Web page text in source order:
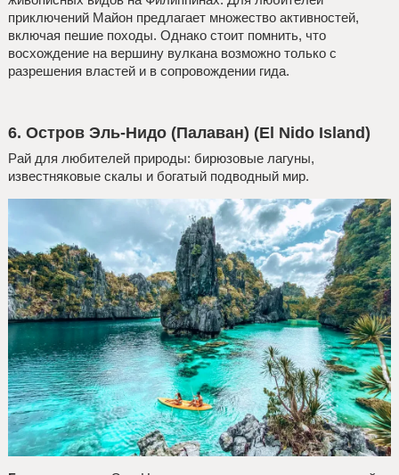
приключений Майон предлагает множество активностей,
включая пешие походы. Однако стоит помнить, что
восхождение на вершину вулкана возможно только с
разрешения властей и в сопровождении гида.
6. Остров Эль-Нидо (Палаван) (El Nido Island)
Рай для любителей природы: бирюзовые лагуны,
известняковые скалы и богатый подводный мир.